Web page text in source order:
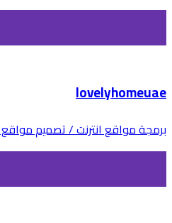
lovelyhomeuae
برمجة مواقع انترنت / تصميم مواقع